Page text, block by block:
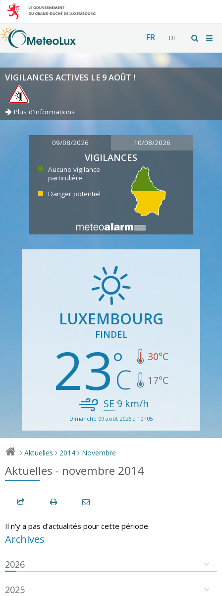
FR DE
VIGILANCES ACTIVES LE 9 AOÛT !
Plus d'informations
09/08/2026 10/08/2026
VIGILANCES
Aucune vigilance
particulière
Danger potentiel
LUXEMBOURG
FINDEL
23 30°C
17°C
SE 9 km/h
Dimanche 09 août 2026 à 10h05
> Aktuelles > 2014 > Novembre
Aktuelles - novembre 2014
Il n'y a pas d'actualités pour cette période.
Archives
2026
2025